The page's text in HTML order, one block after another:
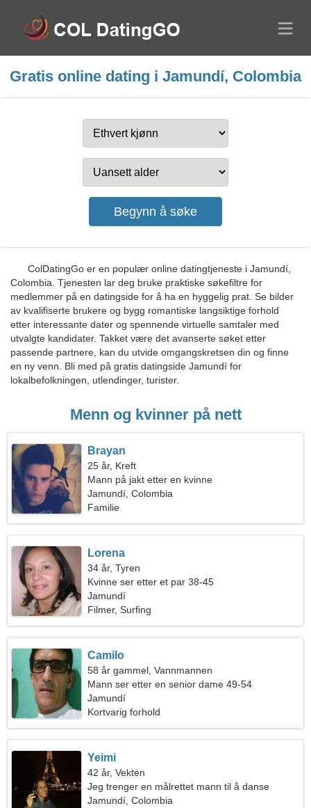
Gratis online dating i Jamundí, Colombia
ColDatingGo er en populær online datingtjeneste i Jamundí,
Colombia. Tjenesten lar deg bruke praktiske søkefiltre for
medlemmer på en datingside for å ha en hyggelig prat. Se bilder
av kvalifiserte brukere og bygg romantiske langsiktige forhold
etter interessante dater og spennende virtuelle samtaler med
utvalgte kandidater. Takket være det avanserte søket etter
passende partnere, kan du utvide omgangskretsen din og finne
en ny venn. Bli med på gratis datingside Jamundí for
lokalbefolkningen, utlendinger, turister.
Menn og kvinner på nett
Brayan
25 år, Kreft
Mann på jakt etter en kvinne
Jamundí, Colombia
Familie
Lorena
34 år, Tyren
Kvinne ser etter et par 38-45
Jamundí
Filmer, Surfing
Camilo
58 år gammel, Vannmannen
Mann ser etter en senior dame 49-54
Jamundí
Kortvarig forhold
Yeimi
42 år, Vekten
Jeg trenger en målrettet mann til å danse
sammen
Jamundí, Colombia